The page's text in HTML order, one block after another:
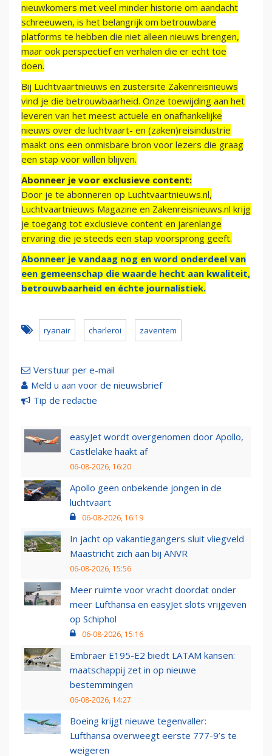
nieuwkomers met veel minder historie om aandacht
schreeuwen, is het belangrijk om betrouwbare
platforms te hebben die niet alleen nieuws brengen,
maar ook perspectief en verhalen die er echt toe
doen.
Bij Luchtvaartnieuws en zustersite Zakenreisnieuws
vind je die betrouwbaarheid. Onze toewijding aan het
leveren van het meest actuele en onafhankelijke
nieuws over de luchtvaart- en (zaken)reisindustrie
maakt ons een onmisbare bron voor lezers die graag
een stap voor willen blijven.
Abonneer je voor exclusieve content:
Door je te abonneren op Luchtvaartnieuws.nl,
Luchtvaartnieuws Magazine en Zakenreisnieuws.nl krijg
je toegang tot exclusieve content en jarenlange
ervaring die je steeds een stap voorsprong geeft.
Abonneer je vandaag nog en word onderdeel van
een gemeenschap die waarde hecht aan kwaliteit,
betrouwbaarheid en échte journalistiek.
ryanair charleroi zaventem
Verstuur per e-mail
Meld u aan voor de nieuwsbrief
Tip de redactie
easyJet wordt overgenomen door Apollo,
Castlelake haakt af
06-08-2026, 16:20
Apollo geen onbekende jongen in de
luchtvaart
06-08-2026, 16:19
In jacht op vakantiegangers sluit vliegveld
Maastricht zich aan bij ANVR
06-08-2026, 15:56
Meer ruimte voor vracht doordat onder
meer Lufthansa en easyJet slots vrijgeven
op Schiphol
06-08-2026, 15:16
Embraer E195-E2 biedt LATAM kansen:
maatschappij zet in op nieuwe
bestemmingen
06-08-2026, 14:27
Boeing krijgt nieuwe tegenvaller:
Lufthansa overweegt eerste 777-9’s te
weigeren